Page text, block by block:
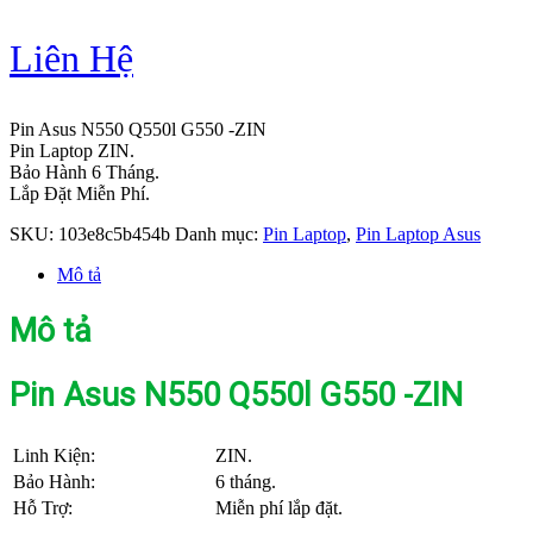
Liên Hệ
Pin Asus N550 Q550l G550 -ZIN
Pin Laptop ZIN.
Bảo Hành 6 Tháng.
Lắp Đặt Miễn Phí.
SKU: 103e8c5b454b Danh mục: Pin Laptop, Pin Laptop Asus
Mô tả
Mô tả
Pin Asus N550 Q550l G550 -ZIN
Linh Kiện:
ZIN.
Bảo Hành:
6 tháng.
Hỗ Trợ:
Miễn phí lắp đặt.